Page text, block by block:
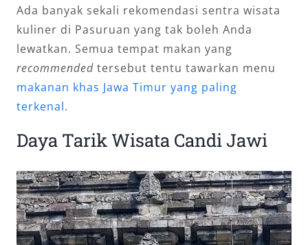
Ada banyak sekali rekomendasi sentra wisata
kuliner di Pasuruan yang tak boleh Anda
lewatkan. Semua tempat makan yang
recommendedtersebut tentu tawarkan menu
makanan khas Jawa Timur yang paling
terkenal.
Daya Tarik Wisata Candi Jawi